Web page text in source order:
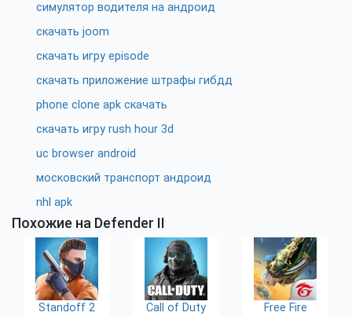
симулятор водителя на андроид
скачать joom
скачать игру episode
скачать приложение штрафы гибдд
phone clone apk скачать
скачать игру rush hour 3d
uc browser android
московский транспорт андроид
nhl apk
Похожие на Defender II
Standoff 2
Call of Duty
Free Fire